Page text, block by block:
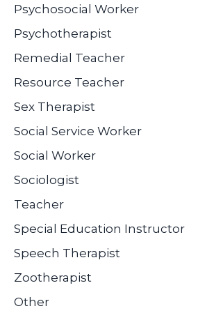
Psychosocial Worker
Psychotherapist
Remedial Teacher
Resource Teacher
Sex Therapist
Social Service Worker
Social Worker
Sociologist
Teacher
Special Education Instructor
Speech Therapist
Zootherapist
Other